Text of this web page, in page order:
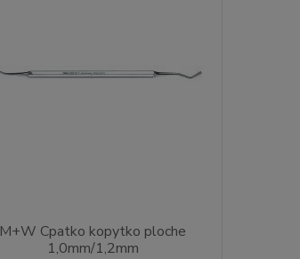
M+W Cpatko kopytko ploche
1,0mm/1,2mm